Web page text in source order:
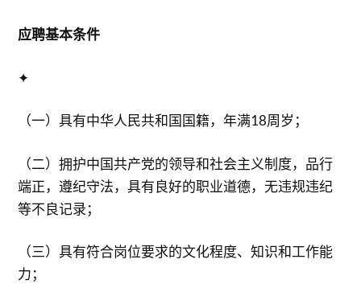
应聘基本条件
✦
（一）具有中华人民共和国国籍，年满18周岁；
（二）拥护中国共产党的领导和社会主义制度，品行
端正，遵纪守法，具有良好的职业道德，无违规违纪
等不良记录；
（三）具有符合岗位要求的文化程度、知识和工作能
力；